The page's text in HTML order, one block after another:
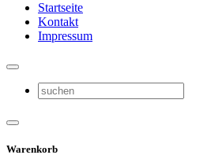
Startseite
Kontakt
Impressum
Warenkorb